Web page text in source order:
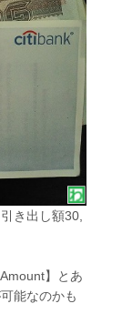
き出し額30,
】とあ
能なのかも